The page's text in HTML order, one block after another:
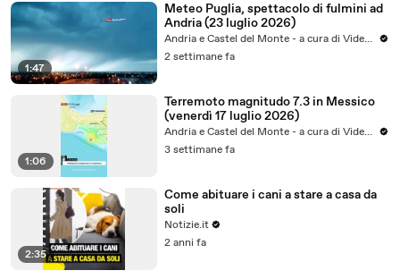
1:47
Meteo Puglia, spettacolo di fulmini ad
Andria (23 luglio 2026)
Andria e Castel del Monte - a cura di VideoAndria
2 settimane fa
1:06
Terremoto magnitudo 7.3 in Messico
(venerdì 17 luglio 2026)
Andria e Castel del Monte - a cura di VideoAndria
3 settimane fa
2:35
Come abituare i cani a stare a casa da
soli
Notizie.it
2 anni fa